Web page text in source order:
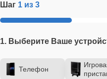
Шаг 1 из 3
1. Выберите Ваше
Телефон